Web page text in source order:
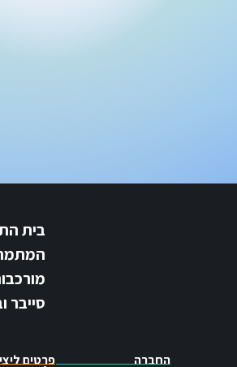
בית
סייבר
פרטים החברה